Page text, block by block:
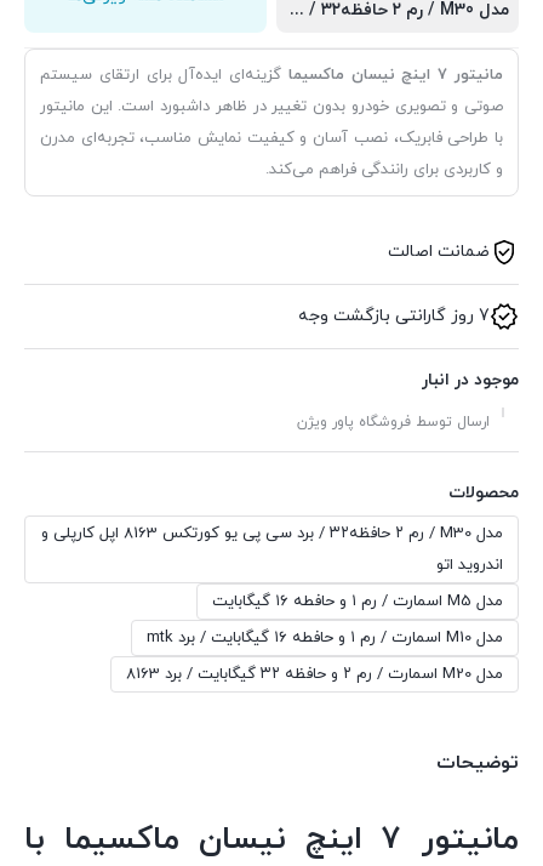
مدل M30 / رم ۲ حافظه۳۲ / برد سی پی یو کورتکس 8163 اپل کارپلی و اندروید اتو, مدل M5 اسمارت / رم ۱ و حافطه ۱۶ گیگابایت, مدل M10 اسمارت / رم ۱ و حافطه ۱۶ گیگابایت / برد mtk, مدل M20 اسمارت / رم ۲ و حافظه ۳۲ گیگابایت / برد 8163
مانیتور ۷ اینچ نیسان ماکسیما
گزینه‌ای ایده‌آل برای ارتقای سیستم
صوتی و تصویری خودرو بدون تغییر در ظاهر داشبورد است. این مانیتور
با طراحی فابریک، نصب آسان و کیفیت نمایش مناسب، تجربه‌ای مدرن
و کاربردی برای رانندگی فراهم می‌کند.
ضمانت اصالت
7 روز گارانتی بازگشت وجه
موجود در انبار
ارسال توسط فروشگاه پاور ویژن
محصولات
مدل M30 / رم ۲ حافظه۳۲ / برد سی پی یو کورتکس 8163 اپل کارپلی و
اندروید اتو
مدل M5 اسمارت / رم ۱ و حافطه ۱۶ گیگابایت
مدل M10 اسمارت / رم ۱ و حافطه ۱۶ گیگابایت / برد mtk
مدل M20 اسمارت / رم ۲ و حافظه ۳۲ گیگابایت / برد 8163
توضیحات
مانیتور ۷ اینچ نیسان ماکسیما با